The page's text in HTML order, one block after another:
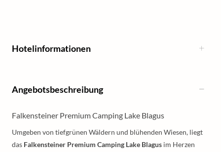
Hotelinformationen
Angebotsbeschreibung
Falkensteiner Premium Camping Lake Blagus
Umgeben von tiefgrünen Wäldern und blühenden Wiesen, liegt
das Falkensteiner Premium Camping Lake Blagus im Herzen